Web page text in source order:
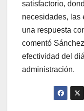
satisfactorio,
necesidades, las
una respuesta
comentó
efectividad del
administración.